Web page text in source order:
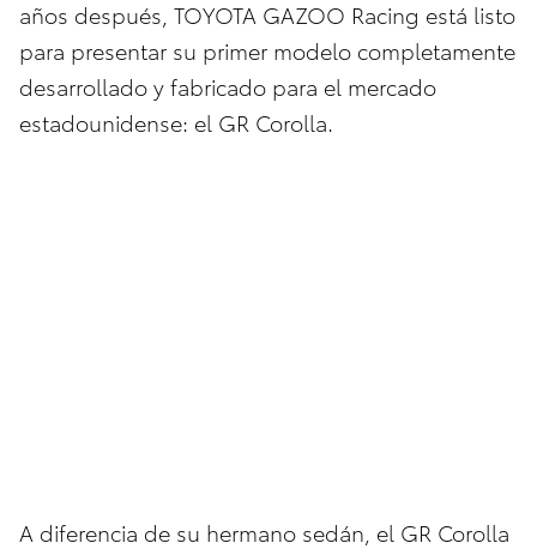
años después, TOYOTA GAZOO Racing está listo
para presentar su primer modelo completamente
desarrollado y fabricado para el mercado
estadounidense: el GR Corolla.
A diferencia de su hermano sedán, el GR Corolla